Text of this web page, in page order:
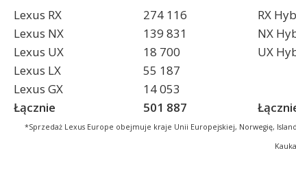
Lexus RX 274 116 RX
Lexus NX
139 831 NX
Lexus UX
18 700 UX
Lexus LX
55 187
Lexus GX
14 053
Łącznie
501 887
*Sprzedaż Lexus Europe obejmuje kraje Unii Europejskiej, Norwegię,